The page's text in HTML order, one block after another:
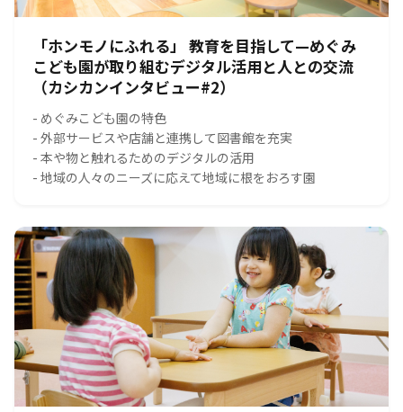
「ホンモノにふれる」 教育を目指して—めぐみ
こども園が取り組むデジタル活用と人との交流
（カシカンインタビュー#2）
- めぐみこども園の特色
- 外部サービスや店舗と連携して図書館を充実
- 本や物と触れるためのデジタルの活用
- 地域の人々のニーズに応えて地域に根をおろす園